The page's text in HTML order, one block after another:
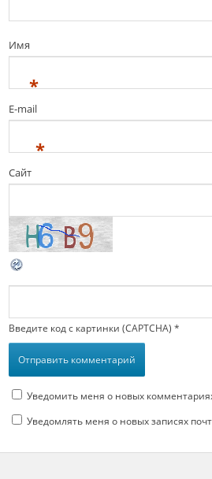
Имя
*
E-mail
*
Сайт
Введите код с картинки (CAPTCHA) *
Уведомить меня о новых
Уведомлять меня о новых записях